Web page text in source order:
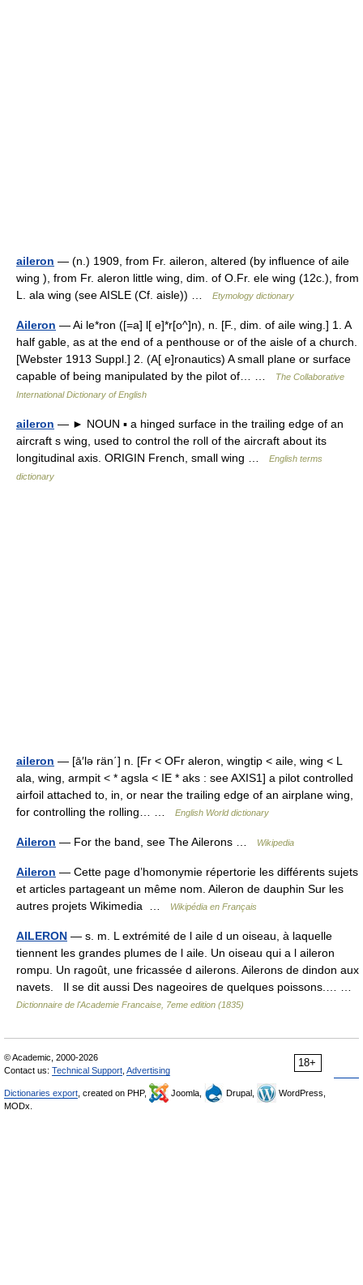
aileron — (n.) 1909, from Fr. aileron, altered (by influence of aile
wing ), from Fr. aleron little wing, dim. of O.Fr. ele wing (12c.), from
L. ala wing (see AISLE (Cf. aisle)) …
Etymology dictionary
Aileron — Ai le*ron ([=a] l[ e]*r[o^]n), n. [F., dim. of aile wing.] 1. A
half gable, as at the end of a penthouse or of the aisle of a church.
[Webster 1913 Suppl.] 2. (A[ e]ronautics) A small plane or surface
capable of being manipulated by the pilot of… …
The Collaborative
International Dictionary of English
aileron — ► NOUN ▪ a hinged surface in the trailing edge of an
aircraft s wing, used to control the roll of the aircraft about its
longitudinal axis. ORIGIN French, small wing …
English terms
dictionary
aileron — [ā′lə rän΄] n. [Fr < OFr aleron, wingtip < aile, wing < L
ala, wing, armpit < * agsla < IE * aks : see AXIS1] a pilot controlled
airfoil attached to, in, or near the trailing edge of an airplane wing,
for controlling the rolling… …
English World dictionary
Aileron — For the band, see The Ailerons … Wikipedia
Aileron — Cette page d’homonymie répertorie les différents sujets
et articles partageant un même nom. Aileron de dauphin Sur les
autres projets Wikimedia …
Wikipédia en Français
AILERON — s. m. L extrémité de l aile d un oiseau, à laquelle
tiennent les grandes plumes de l aile. Un oiseau qui a l aileron
rompu. Un ragoût, une fricassée d ailerons. Ailerons de dindon aux
navets. Il se dit aussi Des nageoires de quelques poissons.… …
Dictionnaire de l'Academie Francaise, 7eme edition (1835)
18+
© Academic, 2000-2026
Contact us: Technical Support Advertising
Dictionaries export , created on PHP, Joomla, Drupal,
WordPress,
MODx.